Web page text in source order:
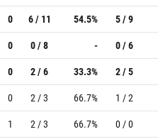
0 6 / 11 54.5% 5 / 9
0 0 / 8 - 0 / 6
0 2 / 6 33.3% 2 / 5
0 2 / 3 66.7% 1 / 2
1 2 / 3 66.7% 0 / 0